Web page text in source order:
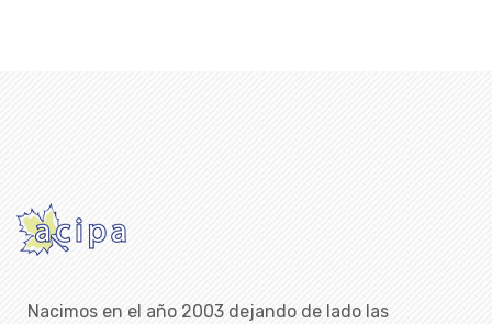
Nacimos en el año 2003 dejando de lado las